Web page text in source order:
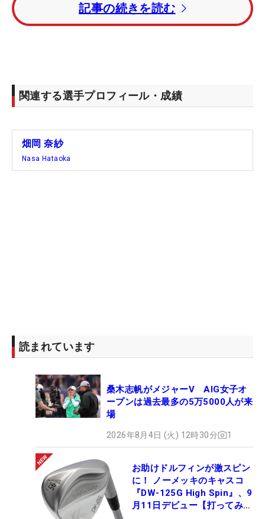
記事の続きを読む
関連する選手プロフィール・成績
畑岡 奈紗
Nasa Hataoka
読まれています
桑木志帆がメジャーV AIG女子オ
ープンは過去最多の5万5000人が来
場
2026年8月4日 (火) 12時30分 1
お助けドルフィンが激スピン
に！ ノーメッキのキャスコ
『DW-125G High Spin』、9
月11日デビュー【打ってみ